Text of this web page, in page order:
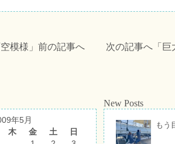
模様 」前の記事へ 次の記事へ「 巨
年5月
木 金 土
日
New Posts
もう